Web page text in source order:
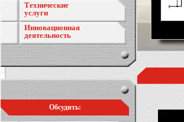
Технические
услуги
Инновационная
деятельность
Обсудить: